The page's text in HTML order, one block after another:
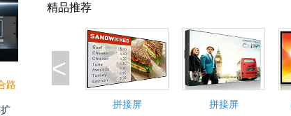
路
精品推荐
<
拼接屏
拼接屏